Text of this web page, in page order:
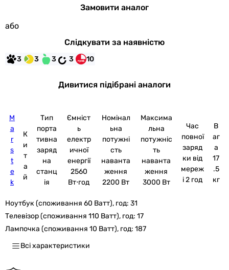
Замовити аналог
або
Слідкувати за наявністю
3 3 3 3 10
Дивитися підібрані аналоги
M
a
r
s
t
e
k
К
и
т
а
й
Тип
порта
тивна
заряд
на
станц
ія
Ємніст
ь
електр
ичної
енергії
2560
Вт⋅год
Номінал
ьна
потужні
сть
наванта
ження
2200 Вт
Максима
льна
потужніс
ть
наванта
ження
3000 Вт
Час
повної
заряд
ки від
мереж
і 2 год
В
аг
а
17
.5
кг
Ноутбук (споживання 60 Ватт), год: 31
Телевізор (споживання 110 Ватт), год: 17
Лампочка (споживання 10 Ватт), год: 187
Всі характеристики